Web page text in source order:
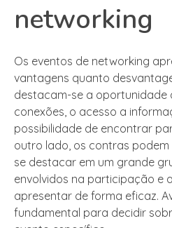
networking
Os eventos de networking
vantagens quanto
destacam-se a oportunidade
conexões, o acesso a
possibilidade de encontrar
outro lado, os contras podem
se destacar em um grande
envolvidos na participação e
apresentar de forma eficaz.
fundamental para decidir